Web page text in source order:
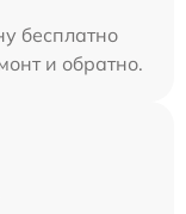
бесплатно
и обратно.